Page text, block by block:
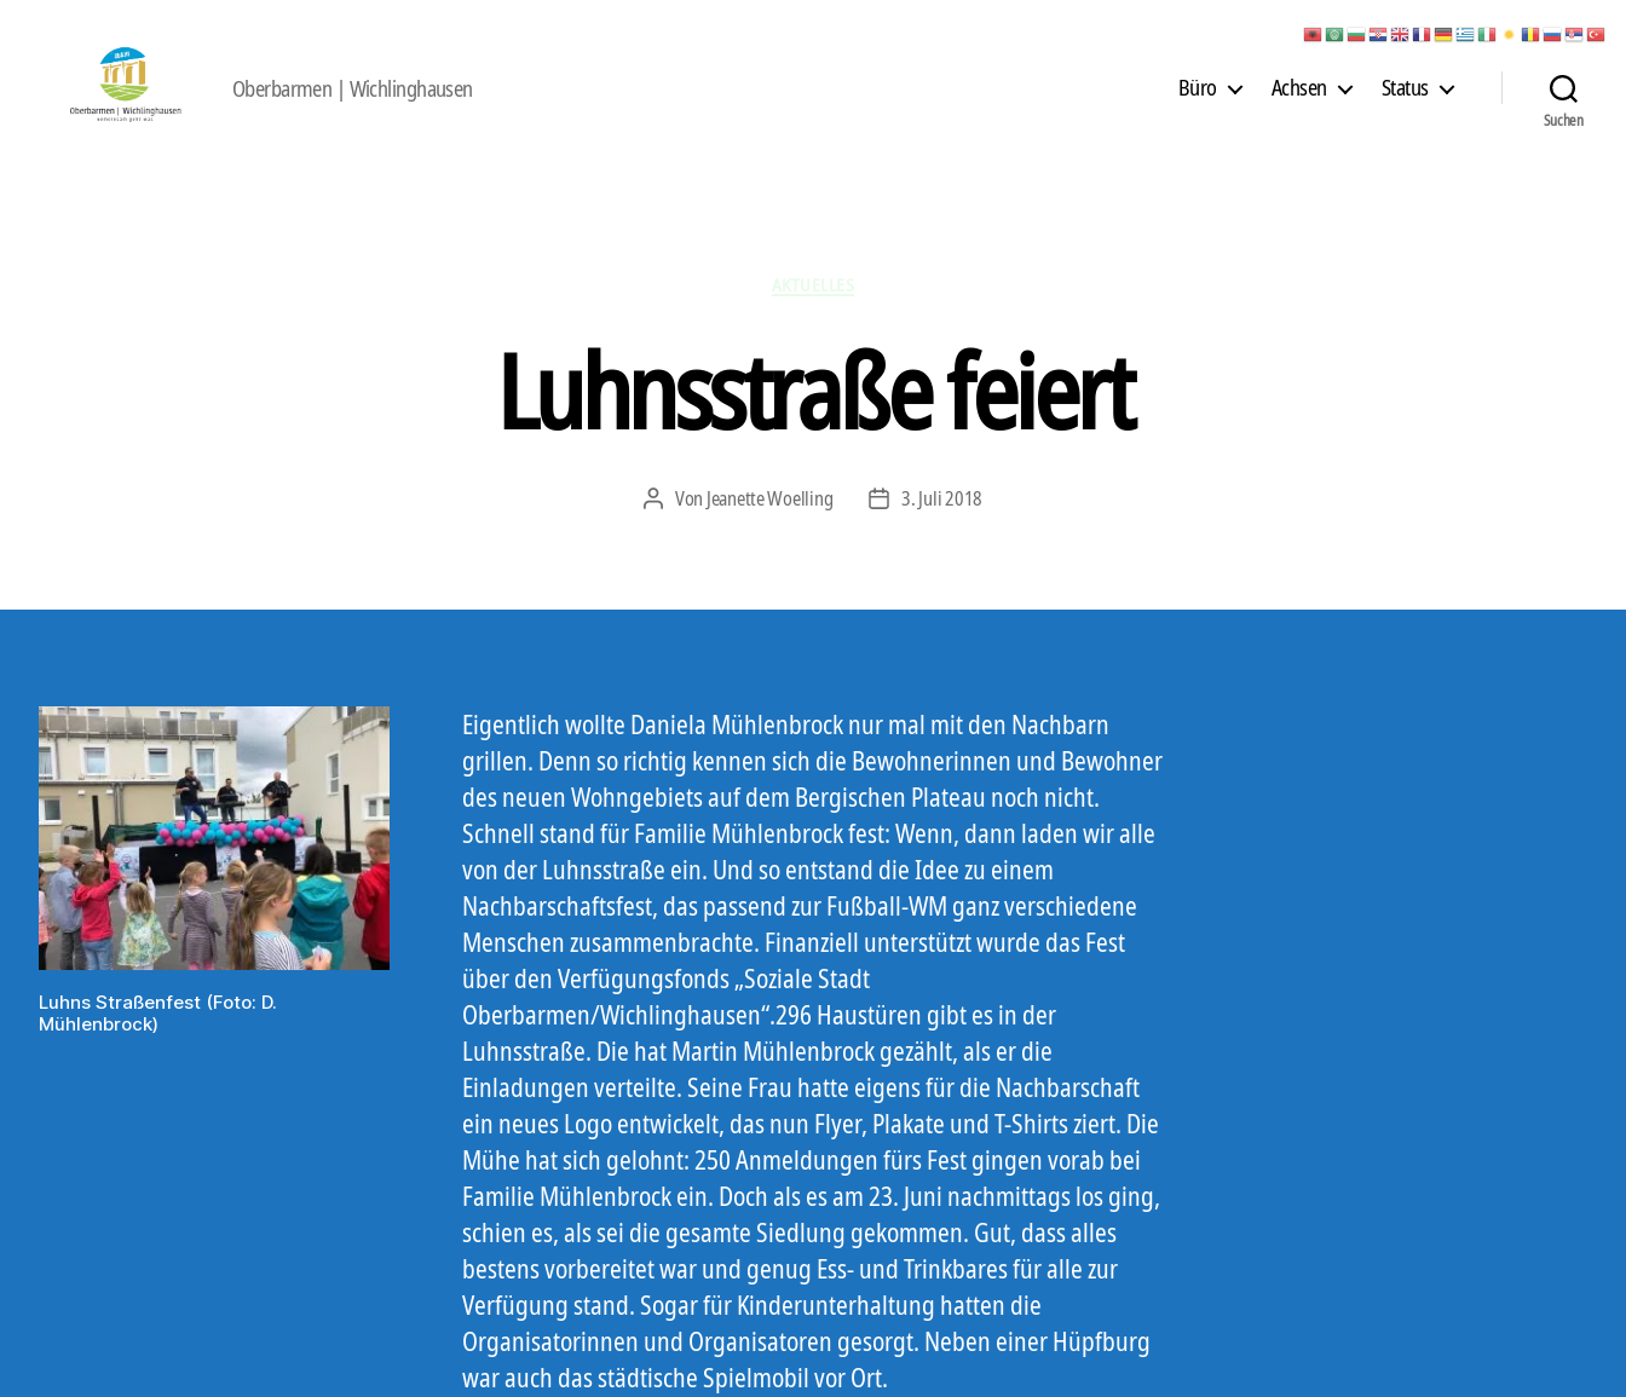
Oberbarmen | Wichlinghausen Büro Achsen Status
Suchen
Luhnsstraße feiert
Beitragsautor
Von Jeanette Woelling Veröffentlichungsdatum
3. Juli 2018
Luhns Straßenfest (Foto: D.
Mühlenbrock)
Eigentlich wollte Daniela Mühlenbrock nur mal mit den Nachbarn
grillen. Denn so richtig kennen sich die Bewohnerinnen und Bewohner
des neuen Wohngebiets auf dem Bergischen Plateau noch nicht.
Schnell stand für Familie Mühlenbrock fest: Wenn, dann laden wir alle
von der Luhnsstraße ein. Und so entstand die Idee zu einem
Nachbarschaftsfest, das passend zur Fußball-WM ganz verschiedene
Menschen zusammenbrachte. Finanziell unterstützt wurde das Fest
über den Verfügungsfonds „Soziale Stadt
Oberbarmen/Wichlinghausen“.296 Haustüren gibt es in der
Luhnsstraße. Die hat Martin Mühlenbrock gezählt, als er die
Einladungen verteilte. Seine Frau hatte eigens für die Nachbarschaft
ein neues Logo entwickelt, das nun Flyer, Plakate und T-Shirts ziert. Die
Mühe hat sich gelohnt: 250 Anmeldungen fürs Fest gingen vorab bei
Familie Mühlenbrock ein. Doch als es am 23. Juni nachmittags los ging,
schien es, als sei die gesamte Siedlung gekommen. Gut, dass alles
bestens vorbereitet war und genug Ess- und Trinkbares für alle zur
Verfügung stand. Sogar für Kinderunterhaltung hatten die
Organisatorinnen und Organisatoren gesorgt. Neben einer Hüpfburg
war auch das städtische Spielmobil vor Ort.